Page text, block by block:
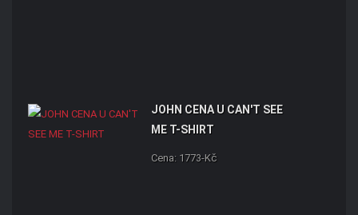
JOHN CENA U CAN'T SEE
ME T-SHIRT
Cena: 1773-Kč